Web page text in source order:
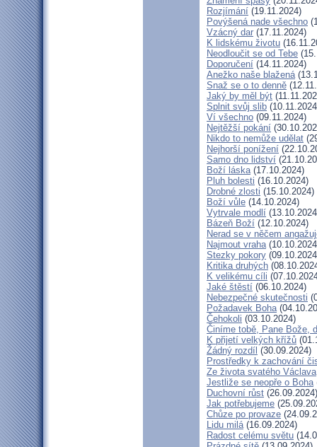
Rozjímání (19.11.2024)
Povýšená nade všechno
Vzácný dar (17.11.2024)
K lidskému životu
Neodloučit se od Tebe
Doporučení (14.11.2024)
Anežko naše blažená
Snaž se o to denně
Jaký by měl být
Splnit svůj slib
Ví všechno (09.11.2024)
Nejtěžší pokání
Nikdo to nemůže udělat
Nejhorší ponížení
Samo dno lidství
Boží láska(17.10.2024)
Pluh bolesti (16.10.2024)
Drobné zlosti (15.10.2024)
Boží vůle (14.10.2024)
Vytrvale modlí
Bázeň Boží (12.10.2024)
Nerad se v něčem
Najmout vraha
Stezky pokory
Kritika druhých
K velikému cíli
Jaké štěstí (06.10.2024)
Nebezpečné skutečnosti
Požadavek Boha
Čehokoli (03.10.2024)
Činíme tobě, Pane Bože,
K přijetí velkých křížů
Žádný rozdíl (30.09.2024)
Prostředky k zachování
Ze života svatého Václava
Jestliže se neopře o Boha
Duchovní růst (26.09.2024)
Jak potřebujeme
Chůze po provaze
Lidu milá(16.09.2024)
Radost celému světu